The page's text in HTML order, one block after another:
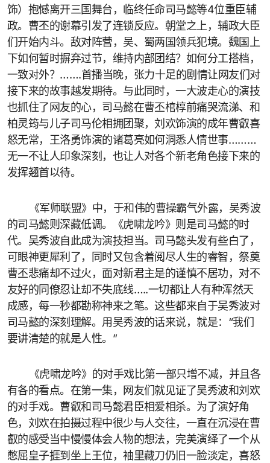
饰）抱憾离开三国舞台，临终任命司马懿等4位重臣辅
政。曹丕的谢幕引发了连锁反应。朝堂之上，辅政大臣
们开始内斗。敌对阵营，吴、蜀两国领兵犯境。魏国上
下如何暂时摒弃过节，维持内部团结？如何分工搭档，
一致对外？…….首播当晚，张力十足的剧情让网友们对
接下来的故事越发期待。与此同时，一大波走心的演技
也抓住了网友的心，司马懿在曹丕棺椁前痛哭流涕、和
柏灵筠与儿子司马伦相拥团聚，刘欢饰演的成年曹叡喜
怒无常，王洛勇饰演的诸葛亮如何洞悉人情世事………
无一不让人印象深刻，也让人对各个新老角色接下来的
发挥翘首以待。
《军师联盟》中，于和伟的曹操霸气外露，吴秀波
的司马懿则深藏低调。《虎啸龙吟》则是司马懿的时
代。吴秀波自此成为演技担当。司马懿头发有些白了，
可眼神更犀利了，同时又包含着阅尽人生的睿智，祭奠
曹丕悲痛却不过火，面对新君主是的谨慎不居功，对不
友好的同僚忍让却不失底线…..一切都让人有种浑然天
成感，每一秒都勘称神来之笔。这些都来自于吴秀波对
司马懿的深刻理解。用吴秀波的话来说，就是：“我们
要讲清楚的就是人性。”
《虎啸龙吟》的对手戏比第一部只增不减，并且各
有各的看点。在第一集，网友们就见证了吴秀波和刘欢
的对手戏。曹叡和司马懿君臣相爱相杀。为了演好角
色，刘欢在拍摄过程中很少与人交往，一直在沉浸在曹
叡的感受当中慢慢体会人物的想法，完美演绎了一个从
憋屈皇子捱到坐上王位，袖里藏刀仍旧一脸淡定，喜怒